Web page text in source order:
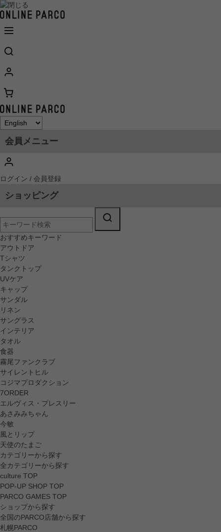
会員メニュー
ログイン / 会員登録
ショッピング
おすすめキーワード
アウトドア
Tシャツ
タンクトップ
UVケア
キャップ
サンダル
リネン
サングラス
インテリア
タオル
食器
霧尾ファンクラブ
サイレントヒル
コジマプロダクション
7ORDER
エルヴィス・プレスリー
あさみみちゃん
今敏
風とリップ
天使のたまご
カテゴリーから探す
全カテゴリーから探す
culture TOP
POP-UP SHOP TOP
PARCO GAMES TOP
ショップから探す
全国のPARCO店舗から探す
札幌PARCO